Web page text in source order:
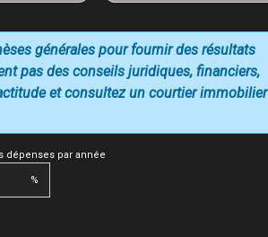
dépenses par année
%
générales pour fournir des résultats
pas des conseils juridiques, financiers,
et consultez un courtier immobilier